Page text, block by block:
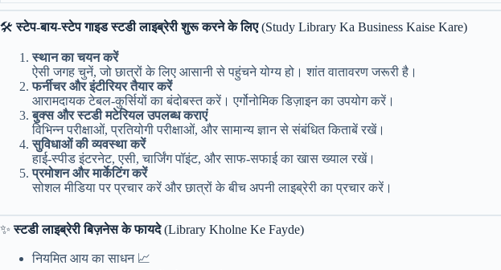
🛠️स्टेप-बाय-स्टेप गाइड स्टडी लाइब्रेरी शुरू करने के लिए(Study Library Ka Business Kaise Kare)
स्थान का चयन करें
ऐसी जगह चुनें, जो छात्रों के लिए आसानी से पहुंचने योग्य हो। शांत वातावरण जरूरी है।
फर्नीचर और इंटीरियर तैयार करें
आरामदायक टेबल-कुर्सियों का बंदोबस्त करें। एर्गोनोमिक डिज़ाइन का उपयोग करें।
बुक्स और स्टडी मटेरियल उपलब्ध कराएं
विभिन्न परीक्षाओं, प्रतियोगी परीक्षाओं, और सामान्य ज्ञान से संबंधित किताबें रखें।
सुविधाओं की व्यवस्था करें
हाई-स्पीड इंटरनेट, एसी, चार्जिंग पॉइंट, और साफ-सफाई का खास ख्याल रखें।
प्रमोशन और मार्केटिंग करें
सोशल मीडिया पर प्रचार करें और छात्रों के बीच अपनी लाइब्रेरी का प्रचार करें।
✨स्टडी लाइब्रेरी बिज़नेस के फायदे(Library Kholne Ke Fayde)
नियमित आय का साधन 📈